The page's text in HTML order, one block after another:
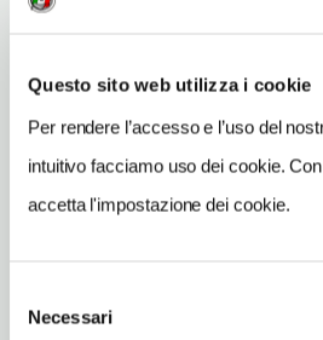
Questo sito web utilizza i cookie
Per rendere l’accesso e l’uso del
intuitivo facciamo uso dei cookie.
accetta l'impostazione dei cookie.
delNecessari
service@villacasanuova.com
0577835670
per: 7/14 persone